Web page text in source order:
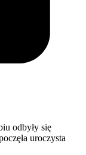
odbyły się
uroczysta